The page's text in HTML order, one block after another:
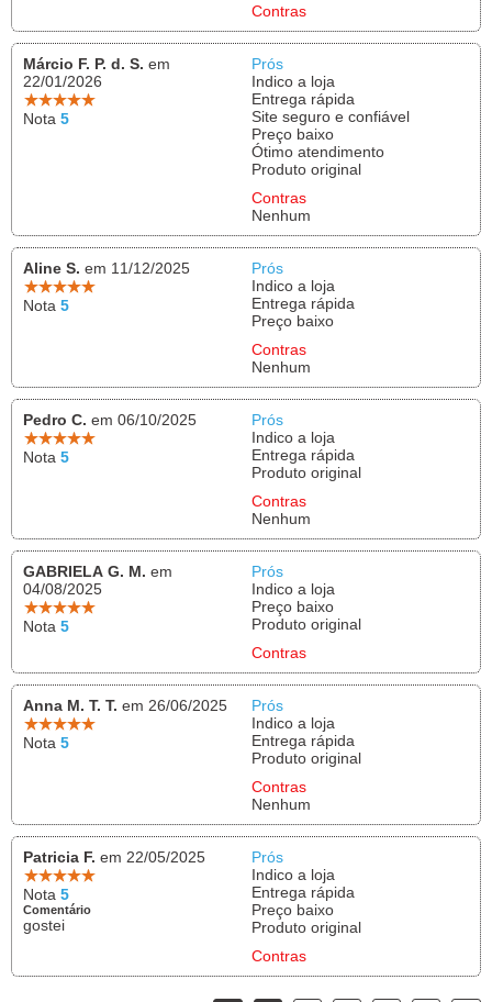
Contras
Márcio F. P. d. S. em
22/01/2026
Nota 5
Prós
Indico a loja
Entrega rápida
Site seguro e confiável
Preço baixo
Ótimo atendimento
Produto original
Contras
Nenhum
Aline S. em 11/12/2025
Nota 5
Prós
Indico a loja
Entrega rápida
Preço baixo
Contras
Nenhum
Pedro C. em 06/10/2025
Nota 5
Prós
Indico a loja
Entrega rápida
Produto original
Contras
Nenhum
GABRIELA G. M. em
04/08/2025
Nota 5
Prós
Indico a loja
Preço baixo
Produto original
Contras
Anna M. T. T. em 26/06/2025
Nota 5
Prós
Indico a loja
Entrega rápida
Produto original
Contras
Nenhum
Patricia F. em 22/05/2025
Nota 5
Comentário
gostei
Prós
Indico a loja
Entrega rápida
Preço baixo
Produto original
Contras